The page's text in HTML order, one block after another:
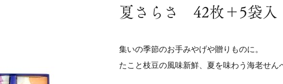
夏さらさ 42枚＋5袋入
集いの季節のお手みやげや贈りものに。
たこと枝豆の風味新鮮、夏を味わう海老せん